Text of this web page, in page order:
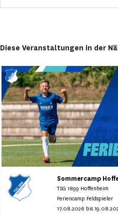
Diese Veranstaltungen in der
Sommercamp
TSG 1899 Hoffenheim
Feriencamp Feldspieler
17.08.2026 bis